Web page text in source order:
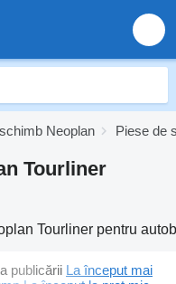
Neoplan Piese de
Tourliner
Tourliner pentru
publicării La început mai